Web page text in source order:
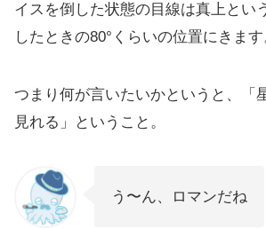
イスを倒した状態の目線は真上とい
したときの80°くらいの位置にきます
つまり何が言いたいかというと、「
見れる」ということ。
う〜ん、ロマンだね